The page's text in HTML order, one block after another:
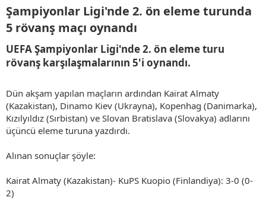
Şampiyonlar Ligi'nde 2. ön eleme turunda
5 rövanş maçı oynandı​
UEFA Şampiyonlar Ligi'nde 2. ön eleme turu
rövanş karşılaşmalarının 5'i oynandı.​
Dün akşam yapılan maçların ardından Kairat Almaty
(Kazakistan), Dinamo Kiev (Ukrayna), Kopenhag (Danimarka),
Kızılyıldız (Sırbistan) ve Slovan Bratislava (Slovakya) adlarını
üçüncü eleme turuna yazdırdı.
Alınan sonuçlar şöyle:
Kairat Almaty (Kazakistan)- KuPS Kuopio (Finlandiya): 3-0 (0-
2)